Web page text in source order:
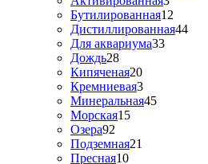
Бутилированная12
Дистиллированная44
Для аквариума33
Дождь28
Кипяченая20
Кремниевая3
Минеральная45
Морская15
Озера92
Подземная21
Пресная10